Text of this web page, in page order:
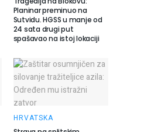
Planinar preminuo na
Sutvidu. HGSS u manje od
24 sata drugi put
spašavao na istoj lokaciji
HRVATSKA